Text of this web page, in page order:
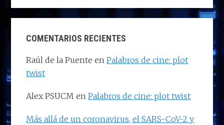
COMENTARIOS RECIENTES
Raúl de la Puente enPalabros de cine: plot
twist
Alex PSUCM enPalabros de cine: plot twist
Más allá de un coronavirus, el SARS-CoV-2 y